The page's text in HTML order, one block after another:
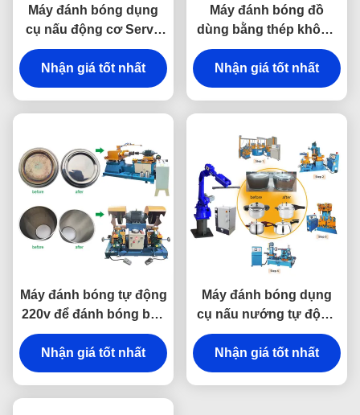
Máy đánh bóng dụng
cụ nấu động cơ Servo
để chà nhám đáy nồi
nhôm
Nhận giá tốt nhất
Máy đánh bóng đồ
dùng bằng thép không
gỉ tự động cho đồ nấu
nướng
Nhận giá tốt nhất
Máy đánh bóng tự động
220v để đánh bóng bên
trong dụng cụ nấu
nướng
Nhận giá tốt nhất
Máy đánh bóng dụng
cụ nấu nướng tự động
Double End đa chức
năng
Nhận giá tốt nhất